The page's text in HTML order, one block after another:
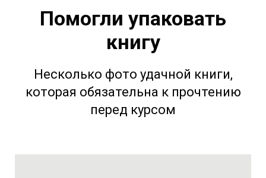
Помогли упаковать
книгу
Несколько фото удачной книги,
которая обязательна к прочтению
перед курсом